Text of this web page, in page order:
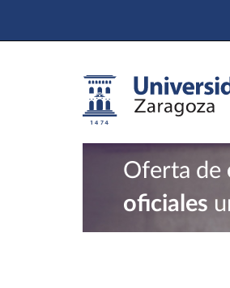
Oferta de
oficiales